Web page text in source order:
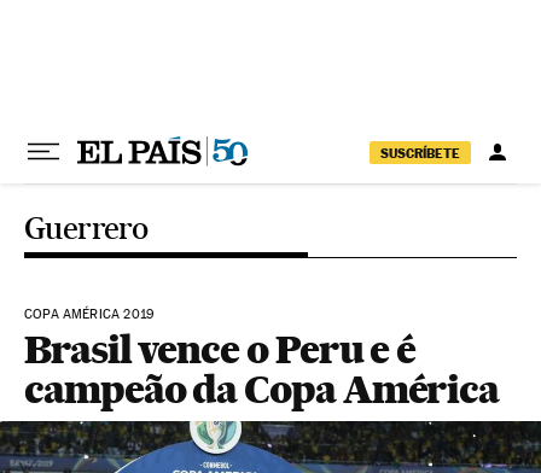
SUSCRÍBETE
Guerrero
COPA AMÉRICA 2019
Brasil vence o Peru e é
campeão da Copa América